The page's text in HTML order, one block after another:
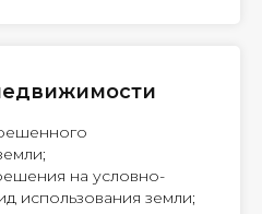
на условно-
использования земли;